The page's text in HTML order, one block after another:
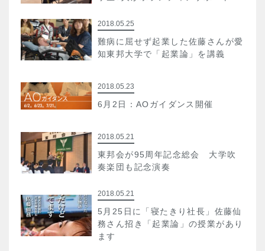
2018.05.25
難病に屈せず起業した佐藤さんが愛
知東邦大学で「起業論」を講義
2018.05.23
6月2日：AOガイダンス開催
2018.05.21
東邦会が95周年記念総会 大学吹
奏楽団も記念演奏
2018.05.21
5月25日に「寝たきり社長」佐藤仙
務さん招き「起業論」の授業があり
ます